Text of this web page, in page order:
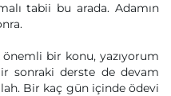
tabii bu arada. Adamın
bir konu, yazıyorum
sonraki derste de devam
Bir kaç gün içinde ödevi